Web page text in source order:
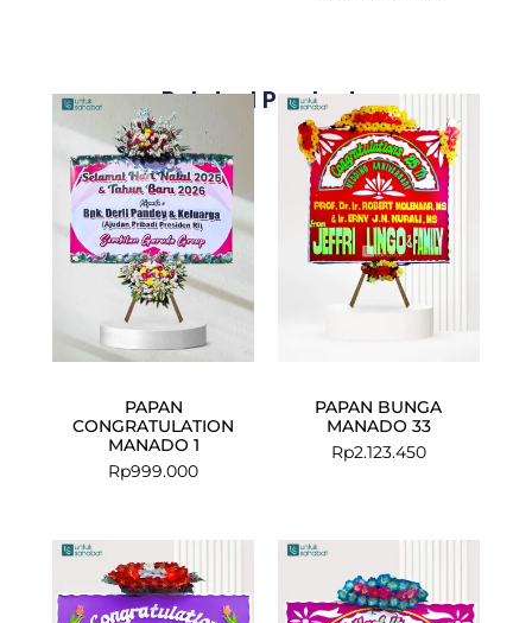
Related Products
PAPAN
CONGRATULATION
MANADO 1
Rp999.000
PAPAN BUNGA
MANADO 33
Rp2.123.450